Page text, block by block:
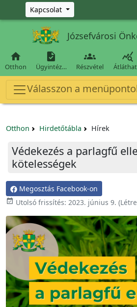
Ugrás a fő tartalomra
Kapcsolat
Józsefvárosi

Otthon

Ügyintéz…

Részvétel

Válasszon a
Otthon Hirdetőtábla Hírek
Védekezés a parlagfű
kötelességek
Megosztás Facebook-on
 Utolsó frissítés: 2023. június 9.